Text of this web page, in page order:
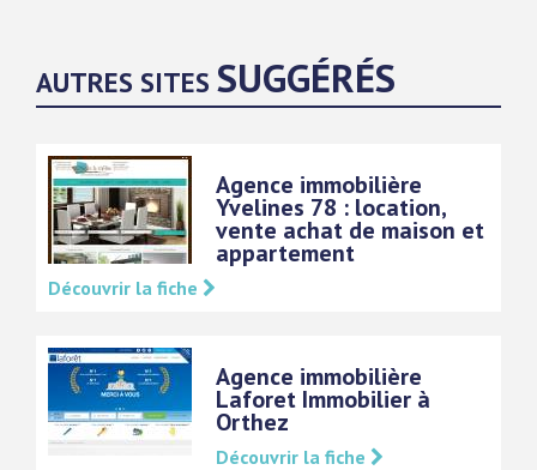
AUTRES SITES SUGGÉRÉS
Agence immobilière
Yvelines 78 : location,
vente achat de maison et
appartement
Découvrir la fiche
Agence immobilière
Laforet Immobilier à
Orthez
Découvrir la fiche